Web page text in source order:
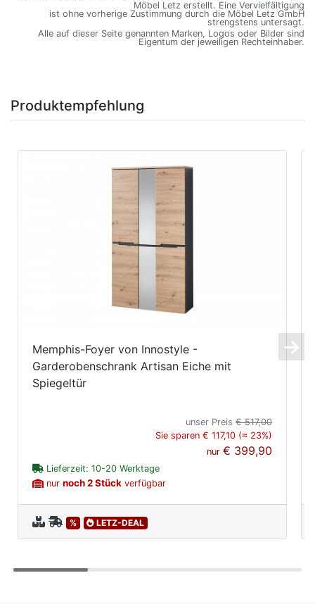
Möbel Letz erstellt. Eine Vervielfältigung
ist ohne vorherige Zustimmung durch die Möbel Letz GmbH
strengstens untersagt.
Alle auf dieser Seite genannten Marken, Logos oder Bilder sind
Eigentum der jeweiligen Rechteinhaber.
Produktempfehlung
Memphis-Foyer von Innostyle -
Garderobenschrank Artisan Eiche mit
Spiegeltür
unser Preis€ 517,00
Sie sparen € 117,10 (≈ 23%)
nur€ 399,90
Lieferzeit: 10-20 Werktage
nur noch 2 Stück verfügbar
% LETZ-DEAL